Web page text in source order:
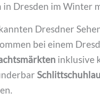
in Dresden im Winter
Dresdner
bei einem
inklusive